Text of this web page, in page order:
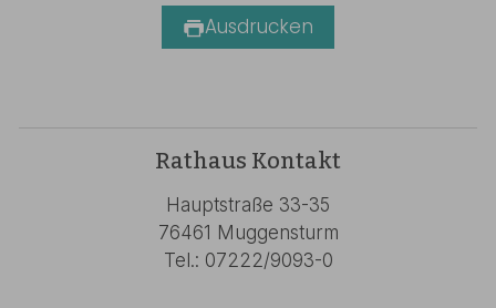
Ausdrucken
Rathaus Kontakt
Hauptstraße 33-35
76461 Muggensturm
Tel.: 07222/9093-0